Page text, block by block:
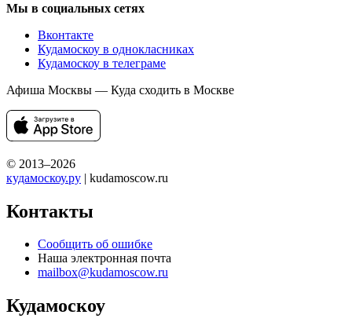
Мы в социальных сетях
Вконтакте
Кудамоскоу в однокласниках
Кудамоскоу в телеграме
Афиша Москвы — Куда сходить в Москве
© 2013–2026
кудамоскоу.ру | kudamoscow.ru
Контакты
Сообщить об ошибке
Наша электронная почта
mailbox@kudamoscow.ru
Кудамоскоу